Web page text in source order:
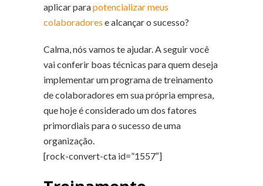
aplicar parapotencializar meus
colaboradores e alcançar o sucesso?
Calma, nós vamos te ajudar. A seguir você
vai conferir boas técnicas para quem deseja
implementar um programa de treinamento
de colaboradores em sua própria empresa,
que hoje é considerado um dos fatores
primordiais para o sucesso de uma
organização.
[rock-convert-cta id=”1557″]